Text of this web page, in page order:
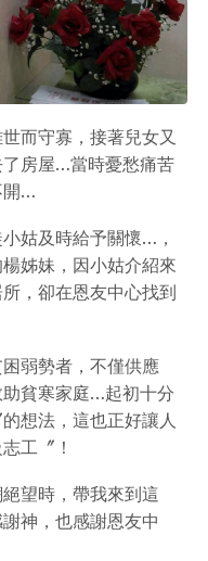
而守寡，接著兒女又
房屋…當時憂愁痛苦
開…
姑及時給予關懷…，
姊妹，因小姑介紹來
，卻在恩友中心找到
弱勢者，不僅供應
貧寒家庭…起初十分
想法，這也正好讓人
工〞！
望時，帶我來到這
神，也感謝恩友中